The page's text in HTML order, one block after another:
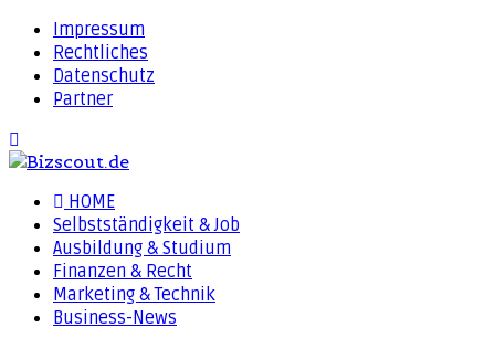
Impressum
Rechtliches
Datenschutz
Partner
HOME
Selbstständigkeit & Job
Ausbildung & Studium
Finanzen & Recht
Marketing & Technik
Business-News